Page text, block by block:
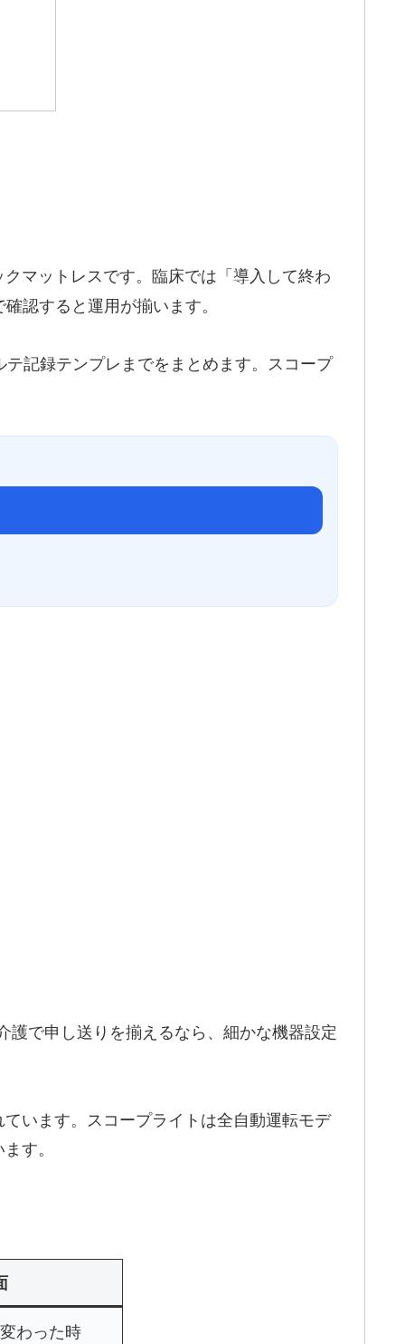
マットレスです。臨床では「導入して終わ
認すると運用が揃います。
記録テンプレまでをまとめます。スコープ
で申し送りを揃えるなら、細かな機器設定
います。スコープライトは全自動運転モデ
す。
わった時